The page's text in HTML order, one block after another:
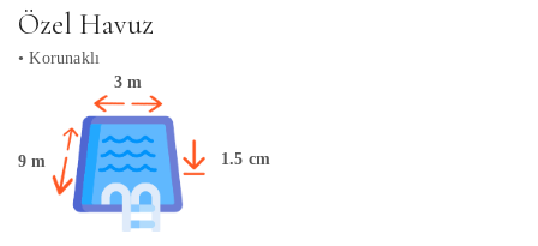
Özel Havuz
• Korunaklı
1.5 cm
3 m
9 m